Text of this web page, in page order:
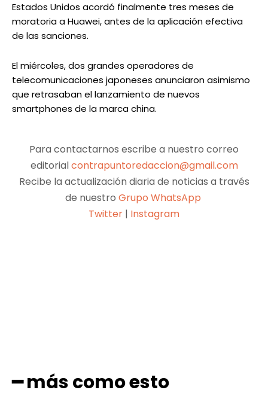
Estados Unidos acordó finalmente tres meses de
moratoria a Huawei, antes de la aplicación efectiva
de las sanciones.
El miércoles, dos grandes operadores de
telecomunicaciones japoneses anunciaron asimismo
que retrasaban el lanzamiento de nuevos
smartphones de la marca china.
Para contactarnos escribe a nuestro correo
editorialcontrapuntoredaccion@gmail.com
Recibe la actualización diaria de noticias a través
de nuestro Grupo WhatsApp
Twitter | Instagram
━ más como esto